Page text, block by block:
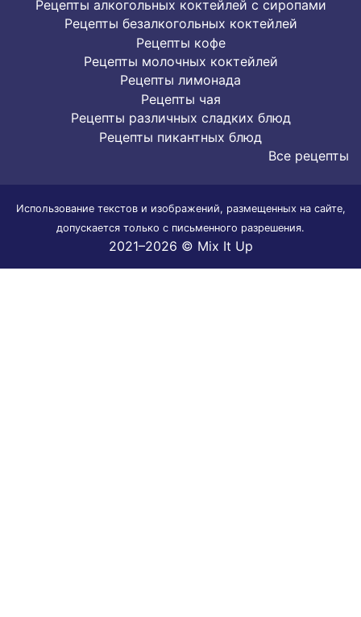
Рецепты алкогольных коктейлей с сиропами
Рецепты безалкогольных коктейлей
Рецепты кофе
Рецепты молочных коктейлей
Рецепты лимонада
Рецепты чая
Рецепты различных сладких блюд
Рецепты пикантных блюд
Все рецепты
Использование текстов и изображений, размещенных на сайте,
допускается только с письменного разрешения.
2021–2026 © Mix It Up